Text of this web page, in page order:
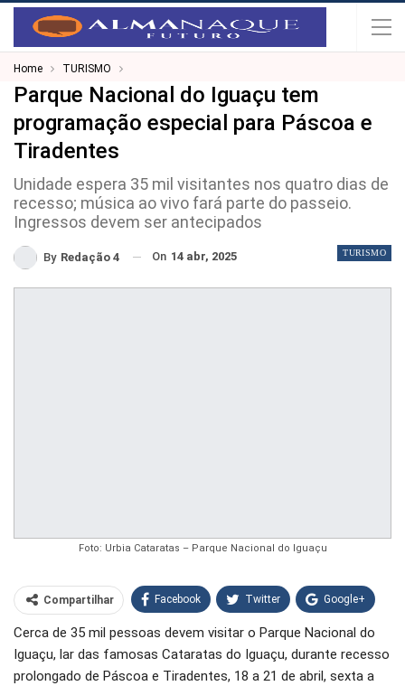
Home TURISMO
Parque Nacional do Iguaçu tem
programação especial para Páscoa e
Tiradentes
Unidade espera 35 mil visitantes nos quatro dias de
recesso; música ao vivo fará parte do passeio.
Ingressos devem ser antecipados
TURISMO
By Redação 4 On 14 abr, 2025
Foto: Urbia Cataratas – Parque Nacional do Iguaçu
Compartilhar Facebook Twitter Google+
WhatsApp Pinterest
O email
Cerca de 35 mil pessoas devem visitar o Parque Nacional do
Iguaçu, lar das famosas Cataratas do Iguaçu, durante recesso
prolongado de Páscoa e Tiradentes, 18 a 21 de abril, sexta a